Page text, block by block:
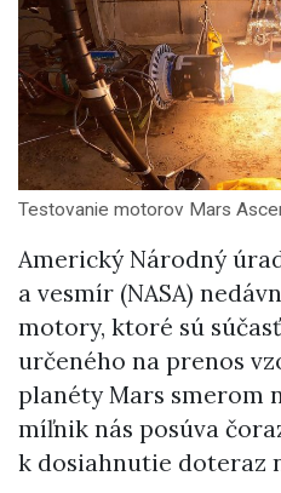
Testovanie motorov Mars
Americký Národný
a vesmír (NASA)
motory, ktoré sú
určeného na prenos
planéty Mars smerom
míľnik nás posúva
k dosiahnutie doteraz